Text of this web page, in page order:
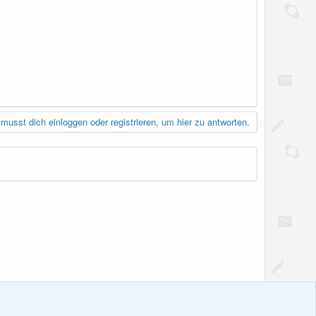
dich einloggen oder registrieren, um hier zu antworten.